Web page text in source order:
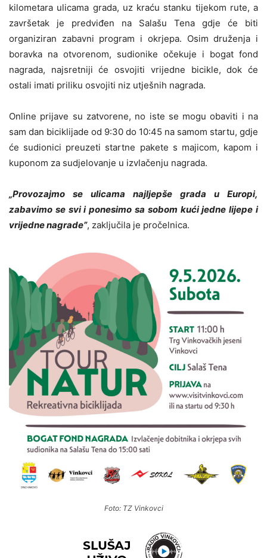
kilometara ulicama grada, uz kraću stanku tijekom rute, a
završetak je predviđen na Salašu Tena gdje će biti
organiziran zabavni program i okrjepa. Osim druženja i
boravka na otvorenom, sudionike očekuje i bogat fond
nagrada, najsretniji će osvojiti vrijedne bicikle, dok će
ostali imati priliku osvojiti niz utješnih nagrada.
Online prijave su zatvorene, no iste se mogu obaviti i na
sam dan biciklijade od 9:30 do 10:45 na samom startu, gdje
će sudionici preuzeti startne pakete s majicom, kapom i
kuponom za sudjelovanje u izvlačenju nagrada.
„Provozajmo se ulicama najljepše grada u Europi,
zabavimo se svi i ponesimo sa sobom kući jedne lijepe i
vrijedne nagrade”, zaključila je pročelnica.
Foto: TZ Vinkovci